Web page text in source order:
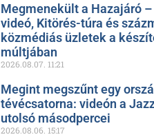
Megmenekült a Hazajáró
videó, Kitörés-túra és
közmédiás üzletek a
múltjában
2026.08.07. 11:21
Megint megszűnt egy
tévécsatorna: videón a
utolsó másodpercei
2026.08.06. 15:17